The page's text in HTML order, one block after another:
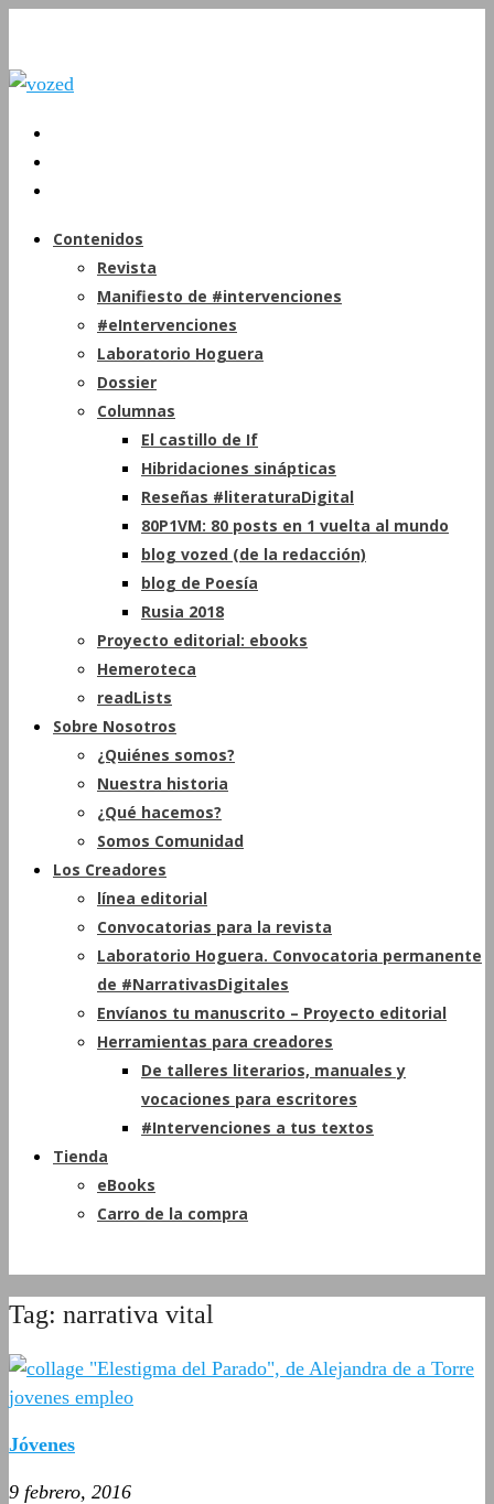
Contenidos
Revista
Manifiesto de #intervenciones
#eIntervenciones
Laboratorio Hoguera
Dossier
Columnas
El castillo de If
Hibridaciones sinápticas
Reseñas #literaturaDigital
80P1VM: 80 posts en 1 vuelta al mundo
blog vozed (de la redacción)
blog de Poesía
Rusia 2018
Proyecto editorial: ebooks
Hemeroteca
readLists
Sobre Nosotros
¿Quiénes somos?
Nuestra historia
¿Qué hacemos?
Somos Comunidad
Los Creadores
línea editorial
Convocatorias para la revista
Laboratorio Hoguera. Convocatoria permanente
de #NarrativasDigitales
Envíanos tu manuscrito – Proyecto editorial
Herramientas para creadores
De talleres literarios, manuales y
vocaciones para escritores
#Intervenciones a tus textos
Tienda
eBooks
Carro de la compra
Tag: narrativa vital
Jóvenes
9 febrero, 2016